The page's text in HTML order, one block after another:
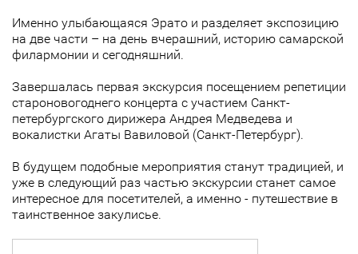
Именно улыбающаяся Эрато и разделяет экспозицию
на две части – на день вчерашний, историю самарской
филармонии и сегодняшний.
Завершалась первая экскурсия посещением репетиции
староновогоднего концерта с участием Санкт-
петербургского дирижера Андрея Медведева и
вокалистки Агаты Вавиловой (Санкт-Петербург).
В будущем подобные мероприятия станут традицией, и
уже в следующий раз частью экскурсии станет самое
интересное для посетителей, а именно - путешествие в
таинственное закулисье.